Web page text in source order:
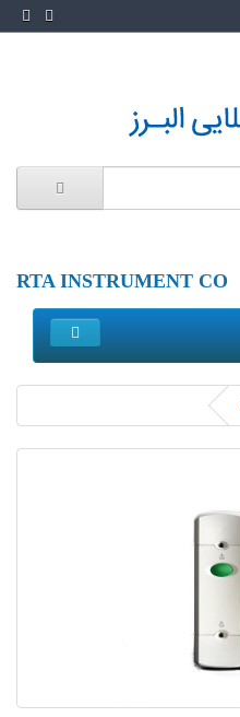
RTA INSTRUMENT CO